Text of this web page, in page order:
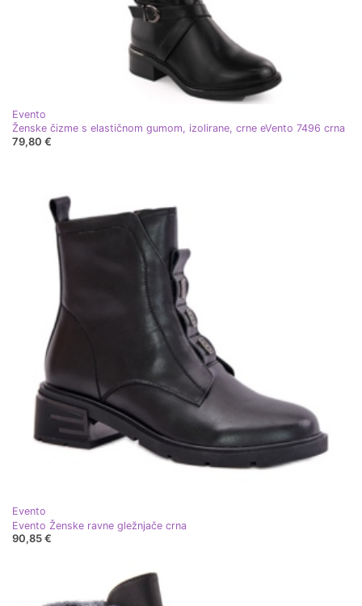
Evento
Ženske čizme s elastičnom gumom, izolirane, crne eVento 7496 crna
79,80 €
Evento
Evento Ženske ravne gležnjače crna
90,85 €